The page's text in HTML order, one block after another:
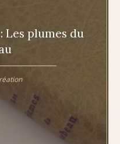
Les plumes du